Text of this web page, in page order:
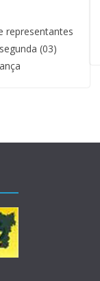
representantes
(03)